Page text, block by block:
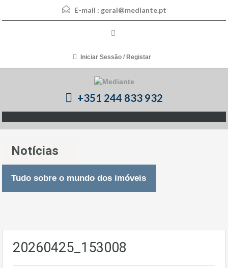
E-mail : geral@mediante.pt
Iniciar Sessão / Registar
+351 244 833 932
Notícias
Tudo sobre o mundo dos imóveis
20260425_153008